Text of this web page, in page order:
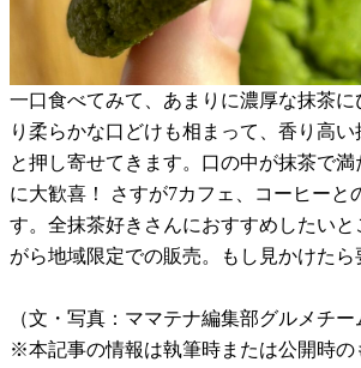
一口食べてみて、あまりに濃厚な抹茶に
り柔らかな口どけも相まって、香り高
と押し寄せてきます。口の中が抹茶で
に大歓喜！ さすが7カフェ、コーヒーと
す。全抹茶好きさんにおすすめしたい
がら地域限定での販売。もし見かけたら
（文・写真：ママテナ編集部グルメチー
※本記事の情報は執筆時または公開時の